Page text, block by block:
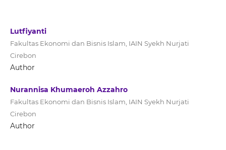
Lutfiyanti
Fakultas Ekonomi dan Bisnis Islam, IAIN Syekh Nurjati
Cirebon
Author
Nurannisa Khumaeroh Azzahro
Fakultas Ekonomi dan Bisnis Islam, IAIN Syekh Nurjati
Cirebon
Author